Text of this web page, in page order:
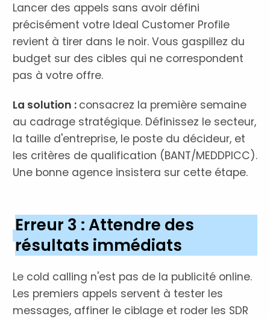
Lancer des appels sans avoir défini
précisément votre Ideal Customer Profile
revient à tirer dans le noir. Vous gaspillez du
budget sur des cibles qui ne correspondent
pas à votre offre.
La solution : consacrez la première semaine
au cadrage stratégique. Définissez le secteur,
la taille d'entreprise, le poste du décideur, et
les critères de qualification (BANT/MEDDPICC).
Une bonne agence insistera sur cette étape.
Erreur 3 : Attendre des
résultats immédiats
Le cold calling n'est pas de la publicité online.
Les premiers appels servent à tester les
messages, affiner le ciblage et roder les SDR